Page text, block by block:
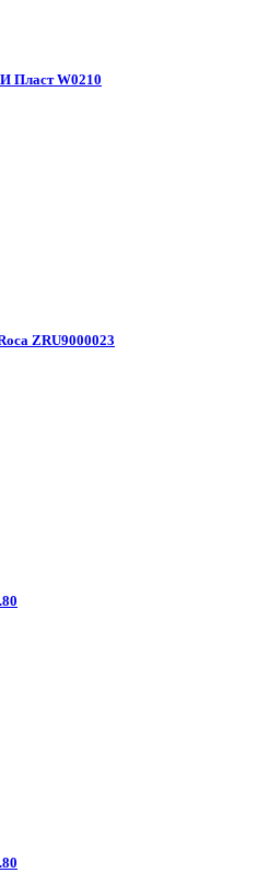
Пласт W0210
ZRU9000023